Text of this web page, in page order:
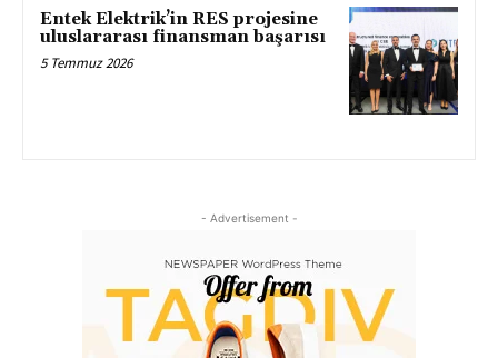
Entek Elektrik’in RES projesine
uluslararası finansman başarısı
5 Temmuz 2026
- Advertisement -